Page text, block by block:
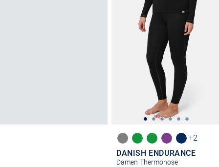
+2
DANISH ENDURANCE
Damen Thermohose